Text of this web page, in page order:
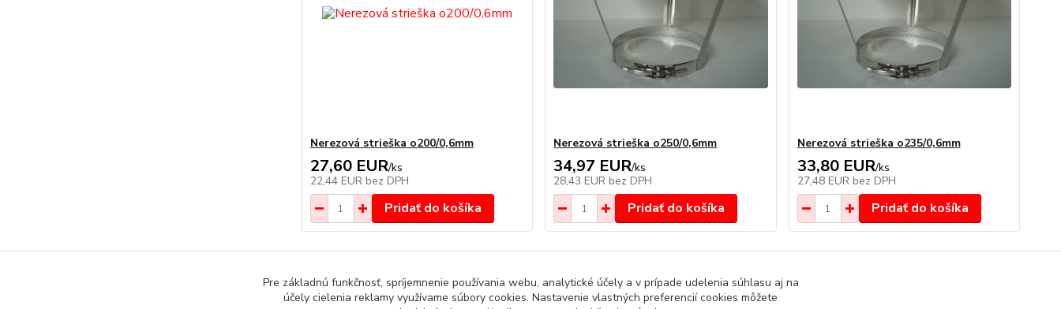
Nerezová strieška o200/0,6mm
27,60 EUR/ks
22,44 EUR bez DPH
Pridať do košíka
Nerezová strieška o250/0,6mm
34,97 EUR/ks
28,43 EUR bez DPH
Pridať do košíka
Nerezová strieška o235/0,6mm
33,80 EUR/ks
27,48 EUR bez DPH
Pridať do košíka
Pre základnú funkčnosť, spríjemnenie používania webu, analytické účely a v prípade udelenia súhlasu aj na
účely cielenia reklamy využívame súbory cookies. Nastavenie vlastných preferencií cookies môžete